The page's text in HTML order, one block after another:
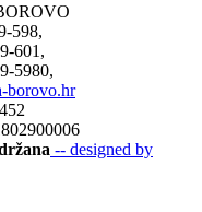
598,
601,
5980,
borovo.hr
-- designed by